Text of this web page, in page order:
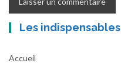
Les indispensables
Accueil